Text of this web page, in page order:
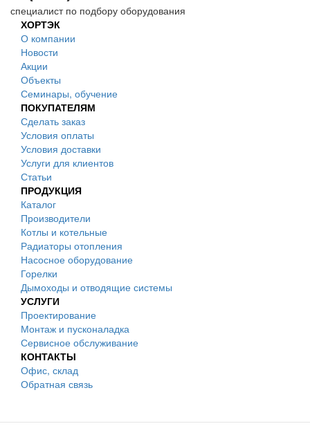
специалист по подбору оборудования
ХОРТЭК
О компании
Новости
Акции
Объекты
Семинары, обучение
ПОКУПАТЕЛЯМ
Сделать заказ
Условия оплаты
Условия доставки
Услуги для клиентов
Статьи
ПРОДУКЦИЯ
Каталог
Производители
Котлы и котельные
Радиаторы отопления
Насосное оборудование
Горелки
Дымоходы и отводящие системы
УСЛУГИ
Проектирование
Монтаж и пусконаладка
Сервисное обслуживание
КОНТАКТЫ
Офис, склад
Обратная связь